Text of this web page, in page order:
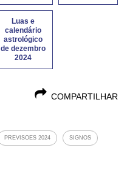
Luas e
calendário
astrológico
de dezembro
2024
COMPARTILHAR
PREVISOES 2024 SIGNOS